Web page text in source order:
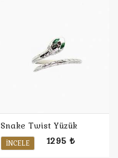
Snake Twist Yüzük
İNCELE 1295 ₺